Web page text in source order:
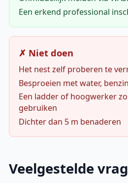
Een erkend professional
✗ Niet doen
Het nest zelf proberen te
Besproeien met water,
Een ladder of hoogwerker
gebruiken
Dichter dan 5 m benaderen
Veelgestelde